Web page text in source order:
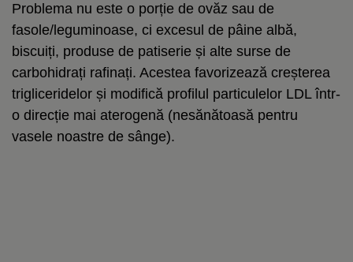
Problema nu este o porție de ovăz sau de
fasole/leguminoase, ci excesul de pâine albă,
biscuiți, produse de patiserie și alte surse de
carbohidrați rafinați. Acestea favorizează creșterea
trigliceridelor și modifică profilul particulelor LDL într-
o direcție mai aterogenă (nesănătoasă pentru
vasele noastre de sânge).